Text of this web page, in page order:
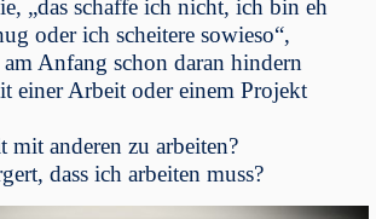
„das schaffe ich nicht, ich bin eh
oder ich scheitere sowieso“,
Anfang schon daran hindern
einer Arbeit oder einem Projekt
mit anderen zu arbeiten?
dass ich arbeiten muss?